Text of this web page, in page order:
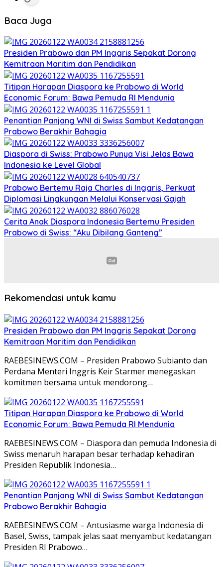
Baca Juga
Presiden Prabowo dan PM Inggris Sepakat Dorong
Kemitraan Maritim dan Pendidikan
Titipan Harapan Diaspora ke Prabowo di World
Economic Forum: Bawa Pemuda RI Mendunia
Penantian Panjang WNI di Swiss Sambut Kedatangan
Prabowo Berakhir Bahagia
Diaspora di Swiss: Prabowo Punya Visi Jelas Bawa
Indonesia ke Level Global
Prabowo Bertemu Raja Charles di Inggris, Perkuat
Diplomasi Lingkungan Melalui Konservasi Gajah
Cerita Anak Diaspora Indonesia Bertemu Presiden
Prabowo di Swiss: “Aku Dibilang Ganteng”
Rekomendasi untuk kamu
Presiden Prabowo dan PM Inggris Sepakat Dorong
Kemitraan Maritim dan Pendidikan
RAEBESINEWS.COM – Presiden Prabowo Subianto dan
Perdana Menteri Inggris Keir Starmer menegaskan
komitmen bersama untuk mendorong…
Titipan Harapan Diaspora ke Prabowo di World
Economic Forum: Bawa Pemuda RI Mendunia
RAEBESINEWS.COM – Diaspora dan pemuda Indonesia di
Swiss menaruh harapan besar terhadap kehadiran
Presiden Republik Indonesia…
Penantian Panjang WNI di Swiss Sambut Kedatangan
Prabowo Berakhir Bahagia
RAEBESINEWS.COM – Antusiasme warga Indonesia di
Basel, Swiss, tampak jelas saat menyambut kedatangan
Presiden RI Prabowo…